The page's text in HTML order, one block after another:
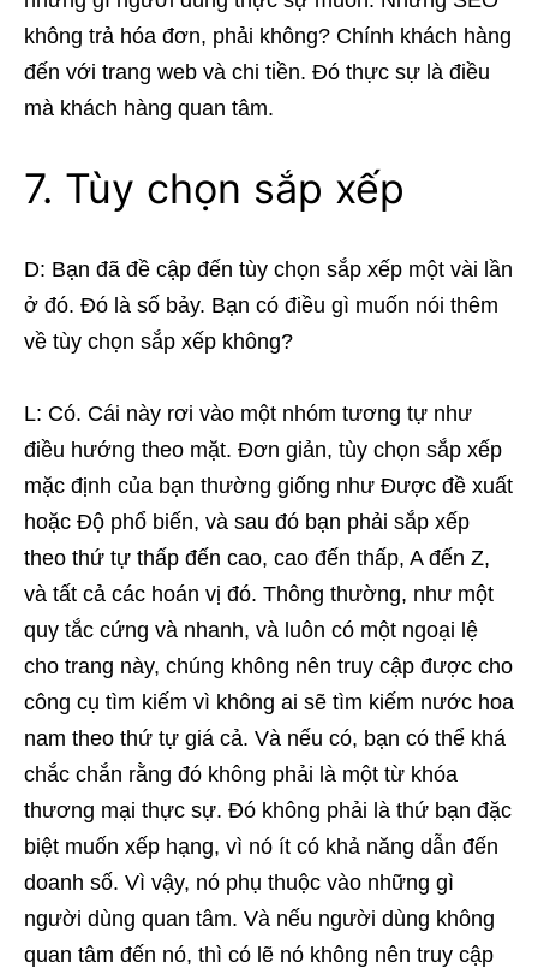
không trả hóa đơn, phải không? Chính khách hàng
đến với trang web và chi tiền. Đó thực sự là điều
mà khách hàng quan tâm.
7. Tùy chọn sắp xếp
D: Bạn đã đề cập đến tùy chọn sắp xếp một vài lần
ở đó. Đó là số bảy. Bạn có điều gì muốn nói thêm
về tùy chọn sắp xếp không?
L: Có. Cái này rơi vào một nhóm tương tự như
điều hướng theo mặt. Đơn giản, tùy chọn sắp xếp
mặc định của bạn thường giống như Được đề xuất
hoặc Độ phổ biến, và sau đó bạn phải sắp xếp
theo thứ tự thấp đến cao, cao đến thấp, A đến Z,
và tất cả các hoán vị đó. Thông thường, như một
quy tắc cứng và nhanh, và luôn có một ngoại lệ
cho trang này, chúng không nên truy cập được cho
công cụ tìm kiếm vì không ai sẽ tìm kiếm nước hoa
nam theo thứ tự giá cả. Và nếu có, bạn có thể khá
chắc chắn rằng đó không phải là một từ khóa
thương mại thực sự. Đó không phải là thứ bạn đặc
biệt muốn xếp hạng, vì nó ít có khả năng dẫn đến
doanh số. Vì vậy, nó phụ thuộc vào những gì
người dùng quan tâm. Và nếu người dùng không
quan tâm đến nó, thì có lẽ nó không nên truy cập